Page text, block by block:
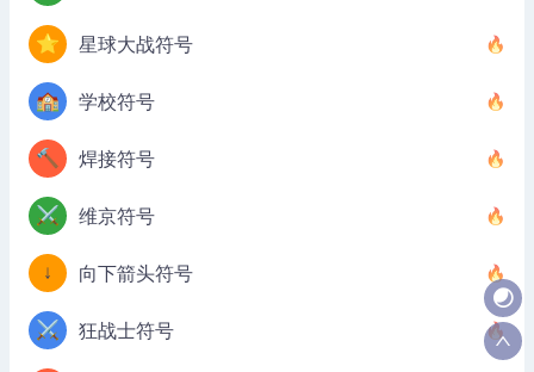
⭐ 星球大战符号
🏫 学校符号
🔨 焊接符号
⚔️ 维京符号
↓ 向下箭头符号
⚔️ 狂战士符号